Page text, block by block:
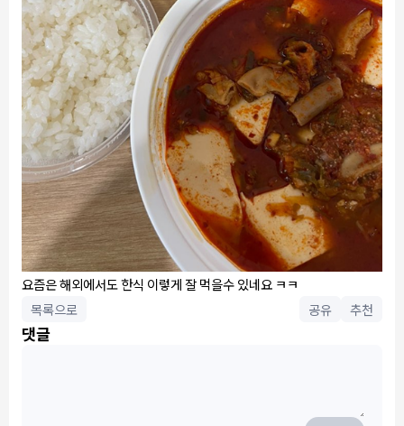
요즘은 해외에서도 한식 이렇게 잘 먹을수 있네요 ㅋㅋ
목록으로
공유 추천
댓글